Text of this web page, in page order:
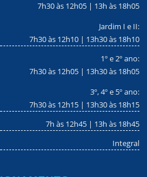
7h30 às 12h05 | 13h às 18h05
Jardim I e II:
7h30 às 12h10 | 13h30 às 18h10
1º e 2º ano:
7h30 às 12h05 | 13h30 às 18h05
3º, 4º e 5º ano:
7h30 às 12h15 | 13h30 às 18h15
7h às 12h45 | 13h às 18h45
Integral